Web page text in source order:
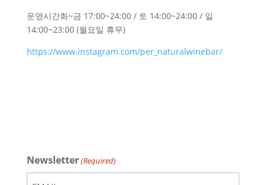
운영시간화~금 17:00~24:00 / 토 14:00~24:00 / 일
14:00~23:00 (월요일 휴무)
https://www.instagram.com/per_naturalwinebar/
Newsletter(Required)